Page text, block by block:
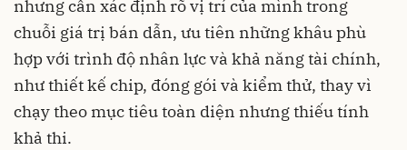
nhưng cần xác định rõ vị trí của mình trong
chuỗi giá trị bán dẫn, ưu tiên những khâu phù
hợp với trình độ nhân lực và khả năng tài chính,
như thiết kế chip, đóng gói và kiểm thử, thay vì
chạy theo mục tiêu toàn diện nhưng thiếu tính
khả thi.